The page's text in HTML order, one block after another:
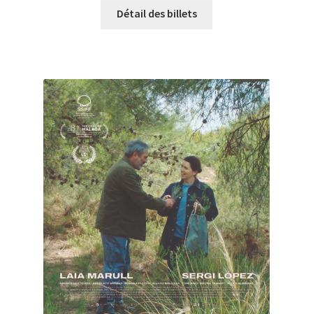
Détail des billets